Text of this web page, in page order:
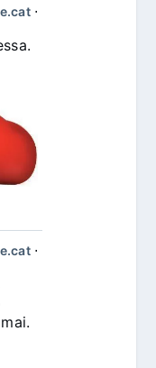
⋅
⋅